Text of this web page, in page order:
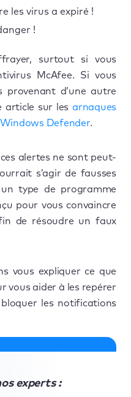
les virus a expiré !
!
surtout si vous
McAfee. Si vous
provenant d’une autre
article sur les arnaques
Windows Defender.
alertes ne sont peut-
s’agir de fausses
type de programme
pour vous convaincre
de résoudre un faux
vous expliquer ce que
vous aider à les repérer
les notifications
experts :